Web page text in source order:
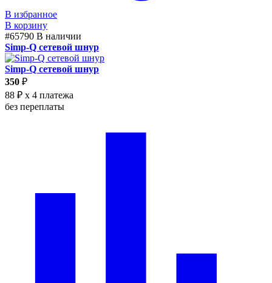
В избранное
В корзину
#65790 В наличии
Simp-Q cетевой шнур
Simp-Q cетевой шнур
350 ₽
88 ₽ x 4 платежа
без переплаты